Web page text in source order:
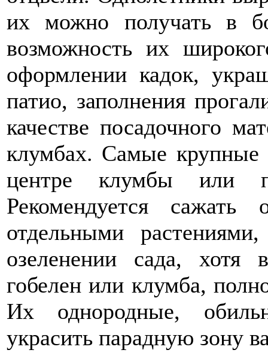
их можно получать в
возможность их
оформлении кадок,
патио, заполнения
качестве посадочного
клумбах. Самые крупные
центре клумбы или
Рекомендуется
отдельными
озеленении сада,
гобелен или клумба,
Их однородные,
украсить парадную зону